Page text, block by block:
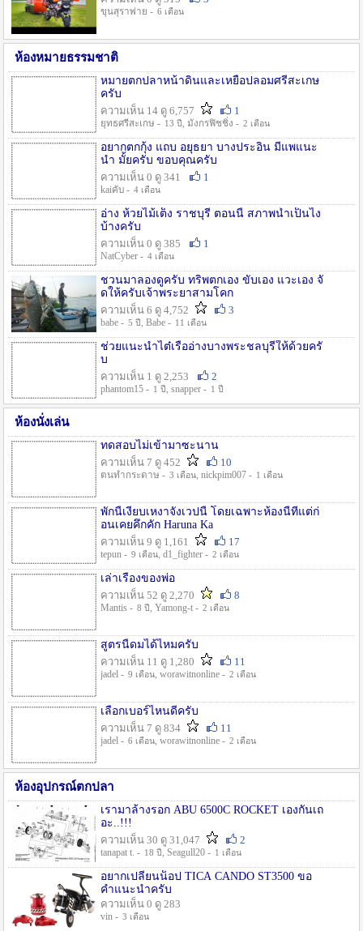
ขุนสุราพ่าย - 6 เดือน
ห้องหมายธรรมชาติ
หมายตกปลาหน้าดินและเหยื่อปลอมศรีสะเกษ
ครับ
ความเห็น 14 ดู 6,757
1
ยุทธศรีสะเกษ - 13 ปี , มังกรฟิชชิ่ง - 2 เดือน
อยากตกกุ้ง แถบ อยุธยา บางประอิน มีแพแนะ
นำ มั้ยครับ ขอบคุณครับ
ความเห็น 0 ดู 341
1
kaiคับ - 4 เดือน
อ่าง ห้วยไม้เต็ง ราชบุรี ตอนนี้ สภาพน้ำเป็นไง
บ้างครับ
ความเห็น 0 ดู 385
1
NatCyber - 4 เดือน
ชวนมาลองดูครับ ทริพตกเอง ขับเอง แวะเอง จั
ดให้ครับเจ้าพระยาสามโคก
ความเห็น 6 ดู 4,752
3
babe - 5 ปี , Babe - 11 เดือน
ช่วยแนะนำไต๋เรืออ่างบางพระชลบุรีให้ด้วยครั
บ
ความเห็น 1 ดู 2,253
2
phantom15 - 1 ปี , snapper - 1 ปี
ห้องนั่งเล่น
ทดสอบไม่เข้ามาซะนาน
ความเห็น 7 ดู 452
10
ตนทำกระดาษ - 3 เดือน, nickpim007 - 1 เดือน
พักนี้เงียบเหงาจังเวปนี้ โดยเฉพาะห้องนี้ที่แต่ก่
อนเคยคึกคัก Haruna Ka
ความเห็น 9 ดู 1,161
17
tepun - 9 เดือน, d1_fighter - 2 เดือน
เล่าเรื่องของพ่อ
ความเห็น 52 ดู 2,270
8
Mantis - 8 ปี , Yamong-t - 2 เดือน
สูตรนี้ดมได้ไหมครับ
ความเห็น 11 ดู 1,280
11
jadel - 9 เดือน, worawitnonline - 2 เดือน
เลือกเบอร์ไหนดีครับ
ความเห็น 7 ดู 834
11
jadel - 6 เดือน, worawitnonline - 2 เดือน
ห้องอุปกรณ์ตกปลา
เรามาล้างรอก ABU 6500C ROCKET เองกันเถ
อะ..!!!
ความเห็น 30 ดู 31,047
2
tanapat t. - 18 ปี , Seagull20 - 1 เดือน
อยากเปลี่ยนน็อป TICA CANDO ST3500 ขอ
คำแนะนำครับ
ความเห็น 0 ดู 283
vin - 3 เดือน